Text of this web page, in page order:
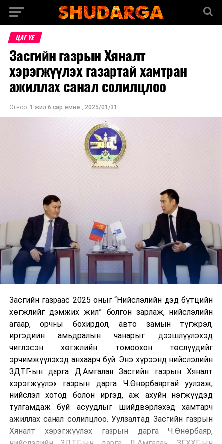
ЦАГ ҮЕ
Засгийн газрын Хяналт
хэрэгжүүлэх газартай хамтран
ажиллах санал солилцлоо
Огноо: 1 жил 6 сар.өмнө , 2025/01/31
Засгийн газраас 2025 оныг “Нийслэлийн дэд бүтцийн
хөгжлийг дэмжих жил” болгон зарлаж, нийслэлийн
агаар, орчны бохирдол, авто замын түгжрэл,
иргэдийн амьдралын чанарыг дээшлүүлэхэд
чиглэсэн хөгжлийн томоохон төслүүдийг
эрчимжүүлэхэд анхаарч буй. Энэ хүрээнд нийслэлийн
ЗДТГ-ын дарга Д.Амгалан Засгийн газрын Хяналт
хэрэгжүүлэх газрын дарга Ч.Өнөрбаяртай уулзаж,
нийслэл хотод болон иргэд, аж ахуйн нэгжүүдэд
тулгамдаж буй асуудлыг шийдвэрлэхэд хамтарч
ажиллах санал солилцлоо. Уулзалтад Засгийн газрын
Хяналт хэрэгжүүлэх газрын дарга Ч.Өнөрбаяр,